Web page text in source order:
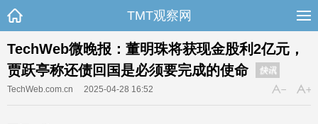
TMT观察网
TechWeb微晚报：董明珠将获现金股利2亿元，
贾跃亭称还债回国是必须要完成的使命
快讯
TechWeb.com.cn
2025-04-28 16:52